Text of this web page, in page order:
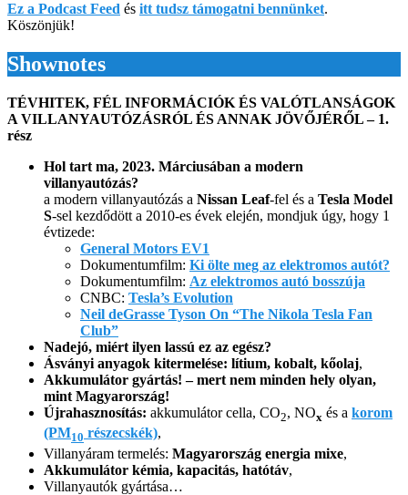
Ez a Podcast Feed és itt tudsz támogatni bennünket.
Köszönjük!
Shownotes
TÉVHITEK, FÉL INFORMÁCIÓK ÉS VALÓTLANSÁGOK
A VILLANYAUTÓZÁSRÓL ÉS ANNAK JÖVŐJÉRŐL – 1.
rész
Hol tart ma, 2023. Márciusában a modern
villanyautózás?
a modern villanyautózás a Nissan Leaf-fel és a Tesla Model
S-sel kezdődött a 2010-es évek elején, mondjuk úgy, hogy 1
évtizede:
General Motors EV1
Dokumentumfilm: Ki ölte meg az elektromos autót?
Dokumentumfilm: Az elektromos autó bosszúja
CNBC: Tesla’s Evolution
Neil deGrasse Tyson On “The Nikola Tesla Fan
Club”
Nadejó, miért ilyen lassú ez az egész?
Ásványi anyagok kitermelése: lítium, kobalt, kőolaj,
Akkumulátor gyártás! – mert nem minden hely olyan,
mint Magyarország!
Újrahasznosítás: akkumulátor cella, CO2, NOx és a korom
(PM10 részecskék),
Villanyáram termelés: Magyarország energia mixe,
Akkumulátor kémia, kapacitás, hatótáv,
Villanyautók gyártása…